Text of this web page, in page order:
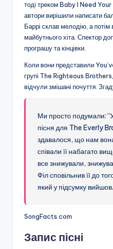
тоді треком Baby I Need
автори вирішили написати
Баррі склав мелодію, а
майбутнього хіта. Спектор
програшу та кінцівки.
Коли вони представили
групі The Righteous
відчули змішані почуття.
Ми просто подумали:
пісня для The Everly
здавалося, що нам
співали її набагато
все знижували,
Філ сповільнив її до
який у підсумку вийшов.
SongFacts.com
Запис пісні